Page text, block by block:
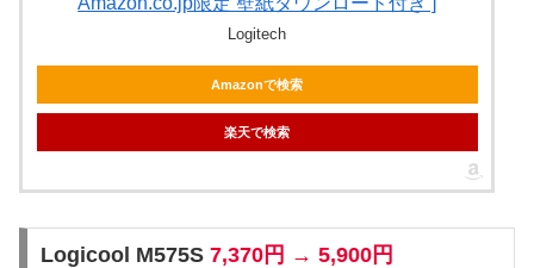
Logitech
Amazonで検索
楽天で検索
Logicool M575S 7,370円 → 5,900円